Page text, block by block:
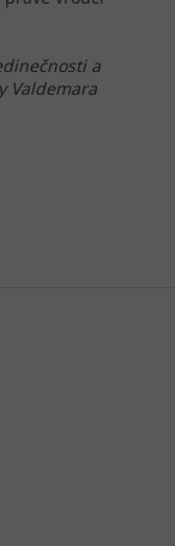
a
Valdemara